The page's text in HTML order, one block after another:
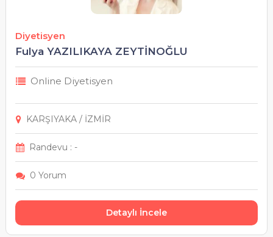
Kars
Kastamonu
Kayseri
Kilis
Diyetisyen
Fulya YAZILIKAYA ZEYTİNOĞLU
Online Diyetisyen
KARŞIYAKA / İZMİR
Randevu : -
0 Yorum
Detaylı İncele